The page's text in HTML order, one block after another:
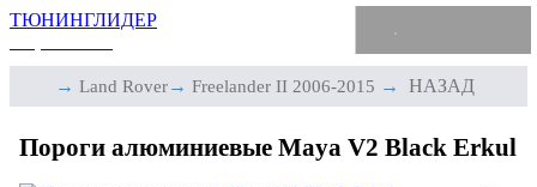
ТЮНИНГЛИДЕР
→ Land Rover→ Freelander II 2006-2015 → НАЗАД
Пороги алюминиевые Maya V2 Black Erkul